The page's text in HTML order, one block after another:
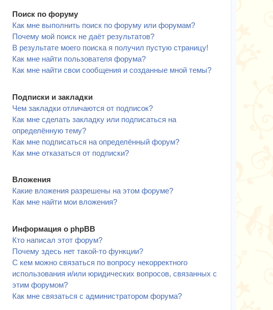
Поиск по форуму
Как мне выполнить поиск по форуму или форумам?
Почему мой поиск не даёт результатов?
В результате моего поиска я получил пустую страницу!
Как мне найти пользователя форума?
Как мне найти свои сообщения и созданные мной темы?
Подписки и закладки
Чем закладки отличаются от подписок?
Как мне сделать закладку или подписаться на
определённую тему?
Как мне подписаться на определённый форум?
Как мне отказаться от подписки?
Вложения
Какие вложения разрешены на этом форуме?
Как мне найти мои вложения?
Информация о phpBB
Кто написал этот форум?
Почему здесь нет такой-то функции?
С кем можно связаться по вопросу некорректного
использования и/или юридических вопросов, связанных с
этим форумом?
Как мне связаться с администратором форума?